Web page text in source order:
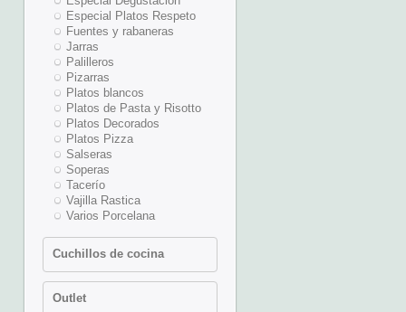
Sartenes
Tamizadores
Termametros
Transporte
Utensilios del Chef
(Especiales)
Utiles de cocina
Servilletas de comedor
Servilletas Servilleteros
Tarrinas
Vajilla de plastico
Especial Platos Respeto
Fuentes y rabaneras
Jarras
Palilleros
Pizarras
Platos blancos
Platos de Pasta y Risotto
Platos Decorados
Platos Pizza
Salseras
Soperas
Tacerí­o
Vajilla Rastica
Varios Porcelana
Cuchillos de cocina
Complementos
Outlet